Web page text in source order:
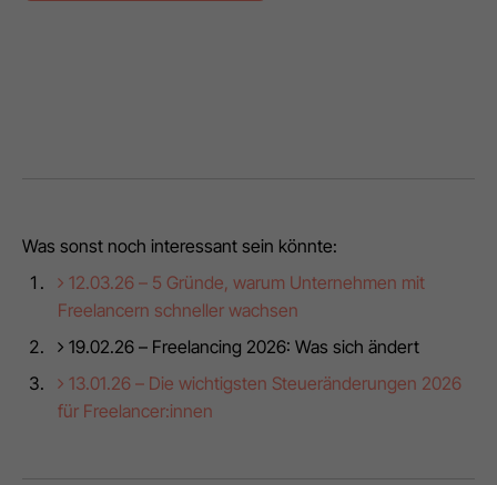
Was sonst noch interessant sein könnte:
12.03.26 – 5 Gründe, warum Unternehmen mit
Freelancern schneller wachsen
19.02.26 – Freelancing 2026: Was sich ändert
13.01.26 – Die wichtigsten Steueränderungen 2026
für Freelancer:innen